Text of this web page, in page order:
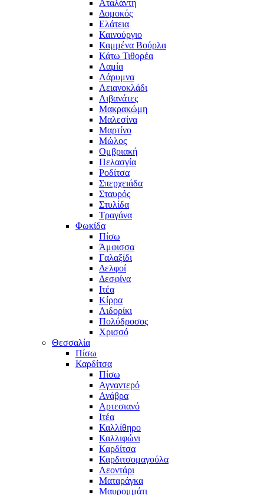
Αταλάντη
Δομοκός
Ελάτεια
Καινούργιο
Καμμένα Βούρλα
Κάτω Τιθορέα
Λαμία
Λάρυμνα
Λειανοκλάδι
Λιβανάτες
Μακρακώμη
Μαλεσίνα
Μαρτίνο
Μώλος
Ομβριακή
Πελασγία
Ροδίτσα
Σπερχειάδα
Σταυρός
Στυλίδα
Τραγάνα
Φωκίδα
Πίσω
Άμφισσα
Γαλαξίδι
Δελφοί
Δεσφίνα
Ιτέα
Κίρρα
Λιδορίκι
Πολύδροσος
Χρισσό
Θεσσαλία
Πίσω
Καρδίτσα
Πίσω
Αγναντερό
Ανάβρα
Αρτεσιανό
Ιτέα
Καλλίθηρο
Καλλιφώνι
Καρδίτσα
Καρδιτσομαγούλα
Λεοντάρι
Ματαράγκα
Μαυρομμάτι